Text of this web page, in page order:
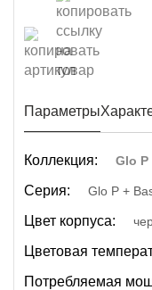
Параметры
Коллекция: Glo P
Серия: Glo P +
Цвет корпуса:
Цветовая
Потребляемая